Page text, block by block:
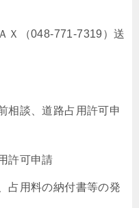
Ｘ（048-771-7319）送
相談、道路占用許可申
許可申請
占用料の納付書等の発